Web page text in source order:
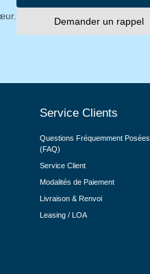
Demander un rappel
Service Clients
Questions Fréquemment Posées
(FAQ)
Service Client
Modalités de Paiement
Livraison & Renvoi
Leasing / LOA